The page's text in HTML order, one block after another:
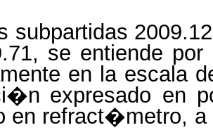
subpartidas
se entiende por
en la escala
expresado en
en refract�metro, a